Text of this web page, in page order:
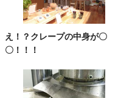
え！？クレープの中身が〇
〇！！！